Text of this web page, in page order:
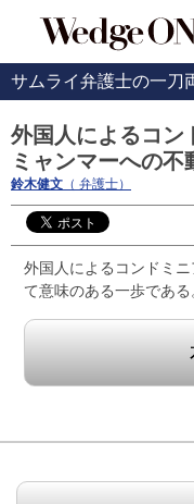
サムライ弁護士の一刀
外国人によるコン
ミャンマーへの
鈴木健文 （ 弁護士）
外国人によるコンドミ
て意味のある一歩である